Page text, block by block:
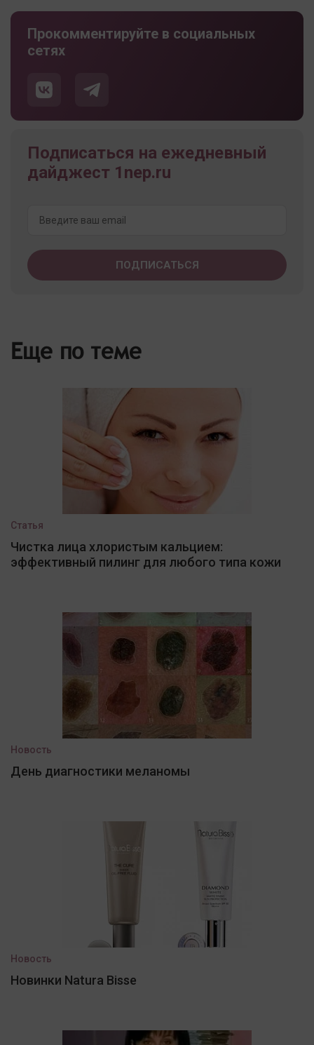
Прокомментируйте в социальных
сетях
Подписаться на ежедневный
дайджест 1nep.ru
Еще по теме
Статья
Чистка лица хлористым кальцием:
эффективный пилинг для любого типа кожи
Новость
День диагностики меланомы
Новость
Новинки Natura Bisse